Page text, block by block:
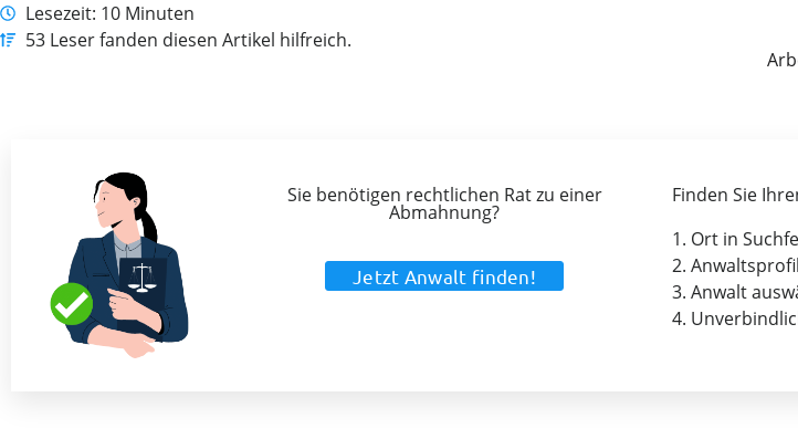
Lesezeit: 10 Minuten
53 Leser fanden diesen Artikel hilfreich.
Sie benötigen rechtlichen Rat zu einer
Abmahnung?
Jetzt Anwalt finden!
Finden Sie
1. Ort in
2.
3. Anwalt
4.